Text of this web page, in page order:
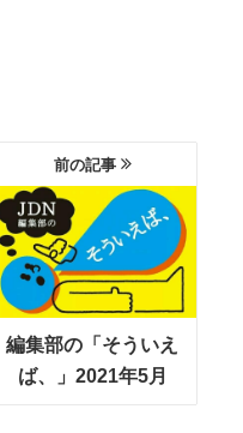
前の記事
編集部の「そういえ
ば、」2021年5月